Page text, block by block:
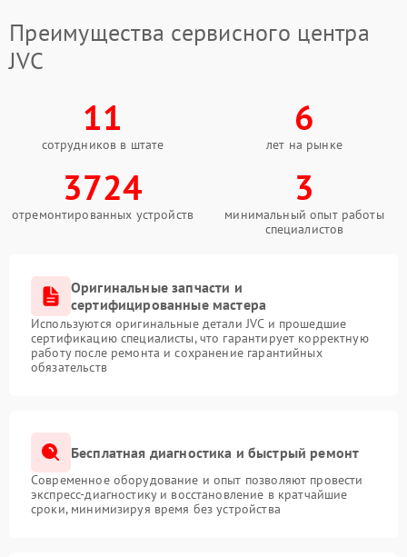
Преимущества сервисного центра
JVC
11
сотрудников в штате
6
лет на рынке
3724
отремонтированных устройств
3
минимальный опыт работы
специалистов
Оригинальные запчасти и
сертифицированные мастера
Используются оригинальные детали JVC и прошедшие
сертификацию специалисты, что гарантирует корректную
работу после ремонта и сохранение гарантийных
обязательств
Бесплатная диагностика и быстрый ремонт
Современное оборудование и опыт позволяют провести
экспресс-диагностику и восстановление в кратчайшие
сроки, минимизируя время без устройства